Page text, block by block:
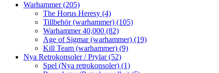
Warhammer(205)
The Horus Heresy (4)
Tillbehör (warhammer) (105)
Warhammer 40,000 (82)
Age of Sigmar (warhammer) (19)
Kill Team (warhammer) (9)
Nya Retrokonsoler / Prylar(52)
Spel (Nya retrokonsoler) (1)